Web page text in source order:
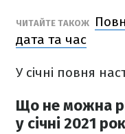
ЧИТАЙТЕ ТАКОЖ
дата та час
У січні повня
Що не можна
у січні 2021